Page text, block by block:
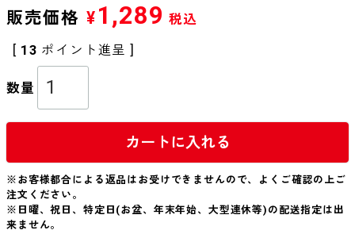
販売価格 ¥ 1,289 税込
[ 13 ポイント進呈 ]
カートに入れる
※お客様都合による返品はお受けできませんので、よくご確認の上ご
注文ください。
※日曜、祝日、特定日(お盆、年末年始、大型連休等)の配送指定は出
来ません。